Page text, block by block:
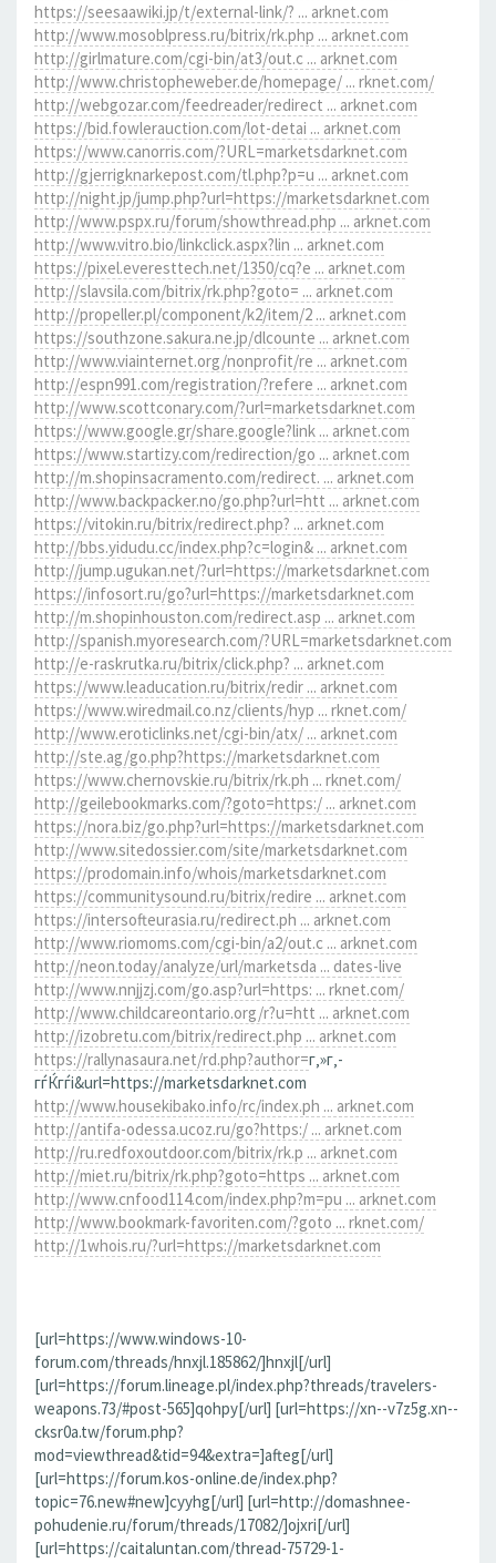
https://seesaawiki.jp/t/external-link/? ... arknet.com
http://www.mosoblpress.ru/bitrix/rk.php ... arknet.com
http://girlmature.com/cgi-bin/at3/out.c ... arknet.com
http://www.christopheweber.de/homepage/ ... rknet.com/
http://webgozar.com/feedreader/redirect ... arknet.com
https://bid.fowlerauction.com/lot-detai ... arknet.com
https://www.canorris.com/?URL=marketsdarknet.com
http://gjerrigknarkepost.com/tl.php?p=u ... arknet.com
http://night.jp/jump.php?url=https://marketsdarknet.com
http://www.pspx.ru/forum/showthread.php ... arknet.com
http://www.vitro.bio/linkclick.aspx?lin ... arknet.com
https://pixel.everesttech.net/1350/cq?e ... arknet.com
http://slavsila.com/bitrix/rk.php?goto= ... arknet.com
http://propeller.pl/component/k2/item/2 ... arknet.com
https://southzone.sakura.ne.jp/dlcounte ... arknet.com
http://www.viainternet.org/nonprofit/re ... arknet.com
http://espn991.com/registration/?refere ... arknet.com
http://www.scottconary.com/?url=marketsdarknet.com
https://www.google.gr/share.google?link ... arknet.com
https://www.startizy.com/redirection/go ... arknet.com
http://m.shopinsacramento.com/redirect. ... arknet.com
http://www.backpacker.no/go.php?url=htt ... arknet.com
https://vitokin.ru/bitrix/redirect.php? ... arknet.com
http://bbs.yidudu.cc/index.php?c=login& ... arknet.com
http://jump.ugukan.net/?url=https://marketsdarknet.com
https://infosort.ru/go?url=https://marketsdarknet.com
http://m.shopinhouston.com/redirect.asp ... arknet.com
http://spanish.myoresearch.com/?URL=marketsdarknet.com
http://e-raskrutka.ru/bitrix/click.php? ... arknet.com
https://www.leaducation.ru/bitrix/redir ... arknet.com
https://www.wiredmail.co.nz/clients/hyp ... rknet.com/
http://www.eroticlinks.net/cgi-bin/atx/ ... arknet.com
http://ste.ag/go.php?https://marketsdarknet.com
https://www.chernovskie.ru/bitrix/rk.ph ... rknet.com/
http://geilebookmarks.com/?goto=https:/ ... arknet.com
https://nora.biz/go.php?url=https://marketsdarknet.com
http://www.sitedossier.com/site/marketsdarknet.com
https://prodomain.info/whois/marketsdarknet.com
https://communitysound.ru/bitrix/redire ... arknet.com
https://intersofteurasia.ru/redirect.ph ... arknet.com
http://www.riomoms.com/cgi-bin/a2/out.c ... arknet.com
http://neon.today/analyze/url/marketsda ... dates-live
http://www.nnjjzj.com/go.asp?url=https: ... rknet.com/
http://www.childcareontario.org/r?u=htt ... arknet.com
http://izobretu.com/bitrix/redirect.php ... arknet.com
https://rallynasaura.net/rd.php?author=г‚»г‚­
гѓЌгѓі&url=https://marketsdarknet.com
http://www.housekibako.info/rc/index.ph ... arknet.com
http://antifa-odessa.ucoz.ru/go?https:/ ... arknet.com
http://ru.redfoxoutdoor.com/bitrix/rk.p ... arknet.com
http://miet.ru/bitrix/rk.php?goto=https ... arknet.com
http://www.cnfood114.com/index.php?m=pu ... arknet.com
http://www.bookmark-favoriten.com/?goto ... rknet.com/
http://1whois.ru/?url=https://marketsdarknet.com
[url=https://www.windows-10-
forum.com/threads/hnxjl.185862/]hnxjl[/url]
[url=https://forum.lineage.pl/index.php?threads/travelers-
weapons.73/#post-565]qohpy[/url] [url=https://xn--v7z5g.xn--
cksr0a.tw/forum.php?
mod=viewthread&tid=94&extra=]afteg[/url]
[url=https://forum.kos-online.de/index.php?
topic=76.new#new]cyyhg[/url] [url=http://domashnee-
pohudenie.ru/forum/threads/17082/]ojxri[/url]
[url=https://caitaluntan.com/thread-75729-1-